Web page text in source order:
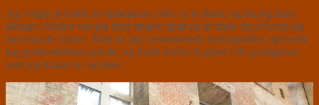
Jeg valgte at holde en spisepause efter ca to timer, og da jeg kom
tilbage i Hallen var jeg først meget opsat på at finde ud af hvad jeg
mon havde misset. Men da jeg nærstuderede koreografien oplevede
jeg genkendelsens glæde, og fandt derfor tryghed i de gentagelser
som jeg kunne se og høre.